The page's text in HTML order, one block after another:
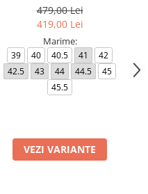
TF NU3
479,00 Lei
419,00 Lei
Marime:
39 40 40.5 41
42
42.5
43 44 44.5
45
45.5
VEZI VARIANTE